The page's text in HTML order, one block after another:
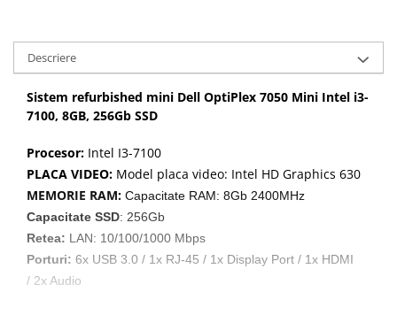
Servere
Hard Disk-uri SERVER
Accesorii server
Cabinete metalice
Carcase server
Memorii RAM Server
Procesoare server
Sisteme server
Stabilizatoare de tensiune
Periferice
Descriere
Sistem refurbished mini Dell OptiPlex 7050 Mini Intel i3-
7100, 8GB, 256Gb SSD
Procesor: Intel I3-7100
PLACA VIDEO: Model placa video: Intel HD Graphics 630
MEMORIE RAM: Capacitate RAM: 8Gb 2400MHz
Capacitate SSD: 256Gb
Retea: LAN: 10/100/1000 Mbps
Porturi: 6x USB 3.0 / 1x RJ-45 / 1x Display Port / 1x HDMI
/ 2x Audio